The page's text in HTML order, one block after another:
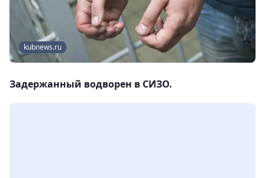
kubnews.ru
Задержанный водворен в СИЗО.